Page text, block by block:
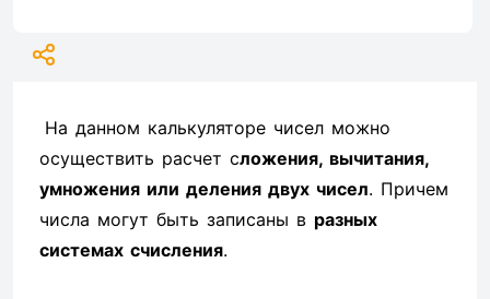
На данном калькуляторе чисел можно
осуществить расчет сложения, вычитания,
умножения или деления двух чисел. Причем
числа могут быть записаны в разных
системах счисления.